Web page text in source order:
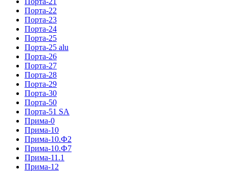
Порта-22
Порта-23
Порта-24
Порта-25
Порта-25 alu
Порта-26
Порта-27
Порта-28
Порта-29
Порта-30
Порта-50
Порта-51 SA
Прима-0
Прима-10
Прима-10.Ф2
Прима-10.Ф7
Прима-11.1
Прима-12